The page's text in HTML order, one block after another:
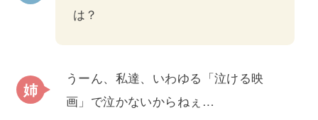
は？
うーん、私達、いわゆる「泣ける映
画」で泣かないからねぇ…